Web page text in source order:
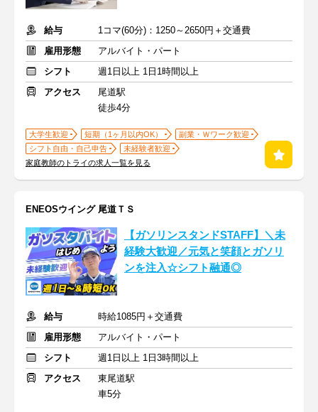
給与
1コマ(60分)：1250～2650円＋交通費
雇用形態
アルバイト・パート
シフト
週1日以上 1日1時間以上
アクセス
尾道駅
徒歩4分
大学生歓迎 短期（1ヶ月以内OK）
副業・Ｗワーク歓迎
シフト自由・自己申告
未経験者歓迎
家庭教師のトライの求人一覧を見る
ENEOSウイング 尾道ＴＳ
【ガソリンスタンドSTAFF】＼未
経験大歓迎／元気と笑顔とガソリ
ンを注入☆シフト融通◎
給与
時給1085円＋交通費
雇用形態
アルバイト・パート
シフト
週1日以上 1日3時間以上
アクセス
東尾道駅
車5分